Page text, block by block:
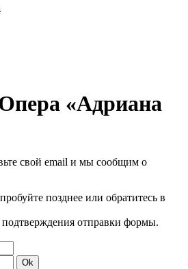
«Адриана
свой email и мы сообщим о
позднее или обратитесь в
отправки формы.
Ok